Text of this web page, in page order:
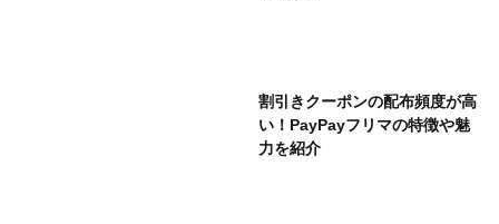
割引きクーポンの配布頻度が高
い！PayPayフリマの特徴や魅
力を紹介